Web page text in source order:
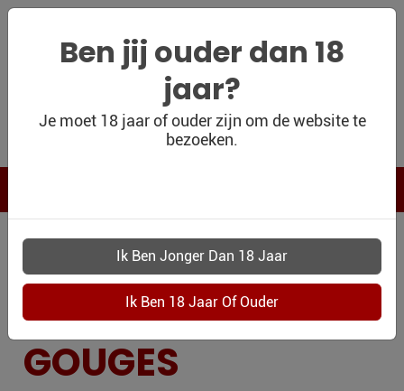
WIJNSHOP
WIJN BLOG
WIJN OUTLET
PERSOONLIJK-
WIJN-
KADOBON
CONTACT
Ben jij ouder dan 18
jaar?
Je moet 18 jaar of ouder zijn om de website te
bezoeken.
WIJNHUIS
DOMAINE HENRI
GOUGES